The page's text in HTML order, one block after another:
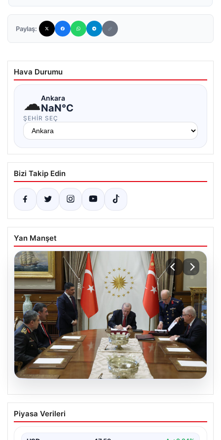
Paylaş:
Hava Durumu
☁Ankara
NaN°C
ŞEHIR SEÇ
Bizi Takip Edin
Yan Manşet
Türk Hava Kuvvetleri’nin ilk kadın
paşası Özlem Karapınar oldu
Piyasa Verileri